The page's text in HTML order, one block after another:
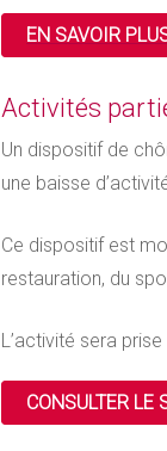
EN SAVOIR
Activités
Un dispositif de
une baisse
Ce dispositif est
restauration, du
L’activité sera
CONSULTER LE